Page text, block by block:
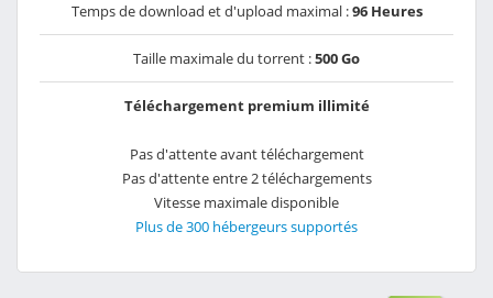
Temps de download et d'upload maximal :96 Heures
Taille maximale du torrent :500 Go
Téléchargement premium illimité
Pas d'attente avant téléchargement
Pas d'attente entre 2 téléchargements
Vitesse maximale disponible
Plus de 300 hébergeurs supportés